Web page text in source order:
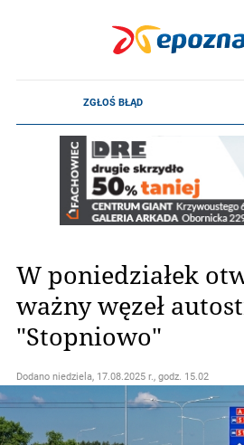
W poniedziałek
ważny węzeł
"Stopniowo"
Dodano niedziela, 17.08.2025 r., godz. 15.02